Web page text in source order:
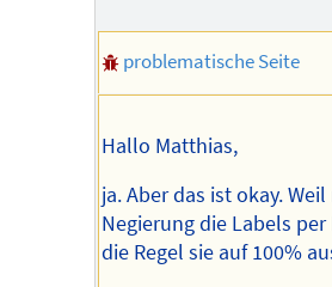
problematische Seite
Hallo Matthias,
ja. Aber das ist okay.
Negierung die Labels
die Regel sie auf 100%